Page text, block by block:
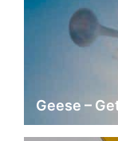
Geese –